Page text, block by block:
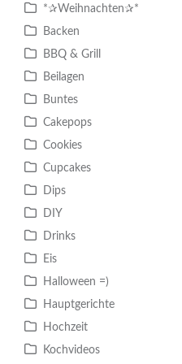
*✰Weihnachten✰*
Backen
BBQ & Grill
Beilagen
Buntes
Cakepops
Cookies
Cupcakes
Dips
DIY
Drinks
Eis
Halloween =)
Hauptgerichte
Hochzeit
Kochvideos